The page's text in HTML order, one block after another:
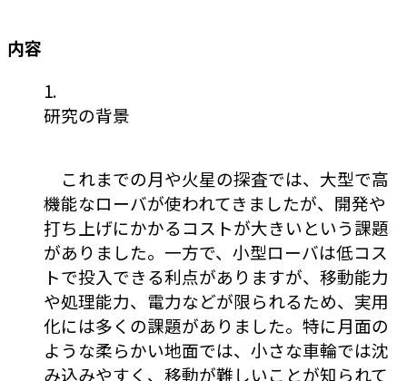
内容
1.
研究の背景
これまでの月や火星の探査では、大型で高
機能なローバが使われてきましたが、開発や
打ち上げにかかるコストが大きいという課題
がありました。一方で、小型ローバは低コス
トで投入できる利点がありますが、移動能力
や処理能力、電力などが限られるため、実用
化には多くの課題がありました。特に月面の
ような柔らかい地面では、小さな車輪では沈
み込みやすく、移動が難しいことが知られて